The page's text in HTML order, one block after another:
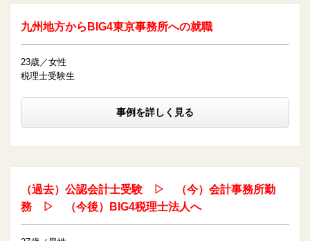
九州地方からBIG4東京事務所への就職
23歳／女性
税理士受験生
事例を詳しく見る
（過去）公認会計士受験 ▷ （今）会計事務所勤
務 ▷ （今後）BIG4税理士法人へ